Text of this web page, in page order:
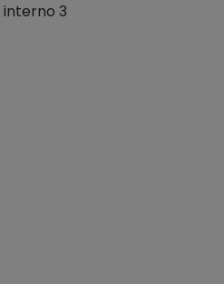
interno 3